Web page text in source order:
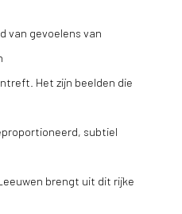
van gevoelens van
Het zijn beelden die
subtiel
brengt uit dit rijke